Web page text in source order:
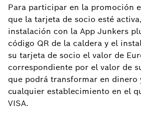
Para participar en la promoción
que la tarjeta de socio esté
instalación con la App Junkers
código QR de la caldera y el
su tarjeta de socio el valor de
correspondiente por el valor de
que podrá transformar en dinero
cualquier establecimiento en el
VISA.